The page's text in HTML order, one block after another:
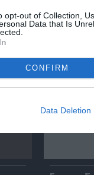
opt-out of Collection,
Data that Is
CONFIRM
Data Deletion